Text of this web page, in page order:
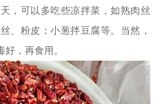
，可以多吃些凉拌菜，如熟肉丝
、粉皮；小葱拌豆腐等。当然，
，再食用。